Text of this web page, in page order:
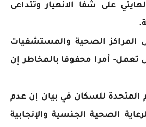
على شفا الانهيار وتتداعى
المراكز الصحية والمستشفيات
تعمل- أمرا محفوفا بالمخاطر إن
المتحدة للسكان في بيان إن عدم
الصحية الجنسية والإنجابية